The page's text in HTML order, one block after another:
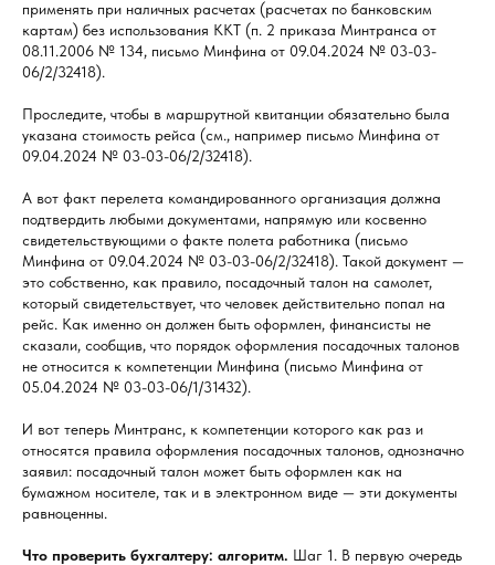
применять при наличных расчетах (расчетах по банковским
картам) без использования ККТ (п. 2 приказа Минтранса от
08.11.2006 № 134, письмо Минфина от 09.04.2024 № 03-03-
06/2/32418).
Проследите, чтобы в маршрутной квитанции обязательно была
указана стоимость рейса (см., например письмо Минфина от
09.04.2024 № 03-03-06/2/32418).
А вот факт перелета командированного организация должна
подтвердить любыми документами, напрямую или косвенно
свидетельствующими о факте полета работника (письмо
Минфина от 09.04.2024 № 03-03-06/2/32418). Такой документ —
это собственно, как правило, посадочный талон на самолет,
который свидетельствует, что человек действительно попал на
рейс. Как именно он должен быть оформлен, финансисты не
сказали, сообщив, что порядок оформления посадочных талонов
не относится к компетенции Минфина (письмо Минфина от
05.04.2024 № 03-03-06/1/31432).
И вот теперь Минтранс, к компетенции которого как раз и
относятся правила оформления посадочных талонов, однозначно
заявил: посадочный талон может быть оформлен как на
бумажном носителе, так и в электронном виде — эти документы
равноценны.
Что проверить бухгалтеру: алгоритм. Шаг 1. В первую очередь